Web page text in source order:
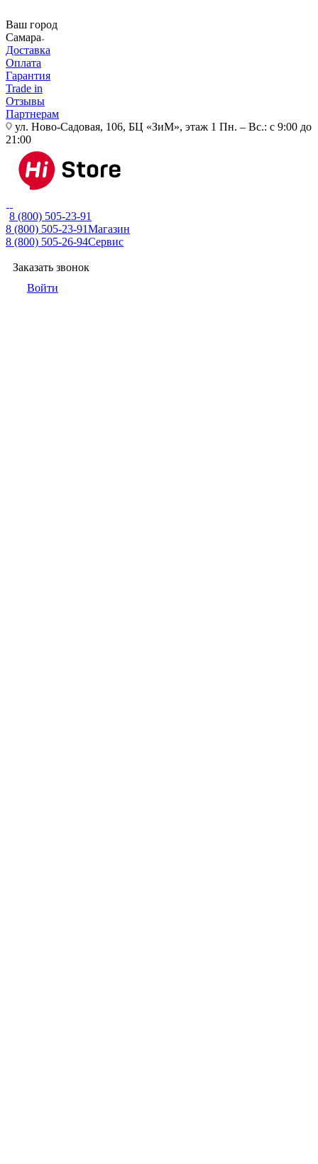
Ваш город
Самара
Доставка
Оплата
Гарантия
Trade in
Отзывы
Партнерам
ул. Ново-Садовая, 106, БЦ «ЗиМ», этаж 1 Пн. – Вс.: с 9:00 до
21:00
8 (800) 505-23-91
8 (800) 505-23-91Магазин
8 (800) 505-26-94Сервис
Заказать звонок
Войти